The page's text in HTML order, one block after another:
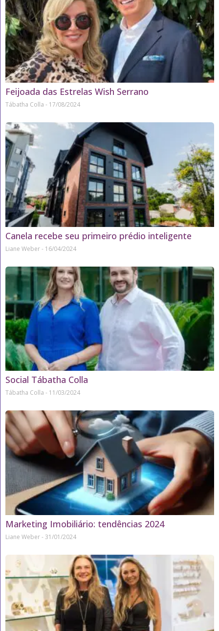
Feijoada das Estrelas Wish Serrano
Tábatha Colla 17/08/2024
Canela recebe seu primeiro prédio inteligente
Liane Weber 16/04/2024
Social Tábatha Colla
Tábatha Colla 11/03/2024
Marketing Imobiliário: tendências 2024
Liane Weber 31/01/2024